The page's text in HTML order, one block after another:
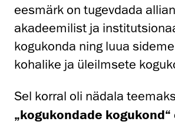
eesmärk on tugevdada
akadeemilist ja
kogukonda ning luua
kohalike ja üleilmsete
Sel korral oli nädala
„kogukondade kogukond“